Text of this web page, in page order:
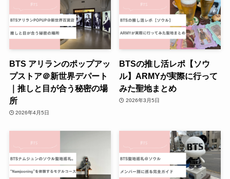
BTS アリランのポップアッ
プストア＠新世界デパート
｜推しと目が合う秘密の場
所
2026年4月5日
BTSの推し活レポ【ソウ
ル】ARMYが実際に行って
みた聖地まとめ
2026年3月5日